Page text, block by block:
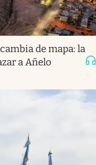
de mapa: la
a Añelo